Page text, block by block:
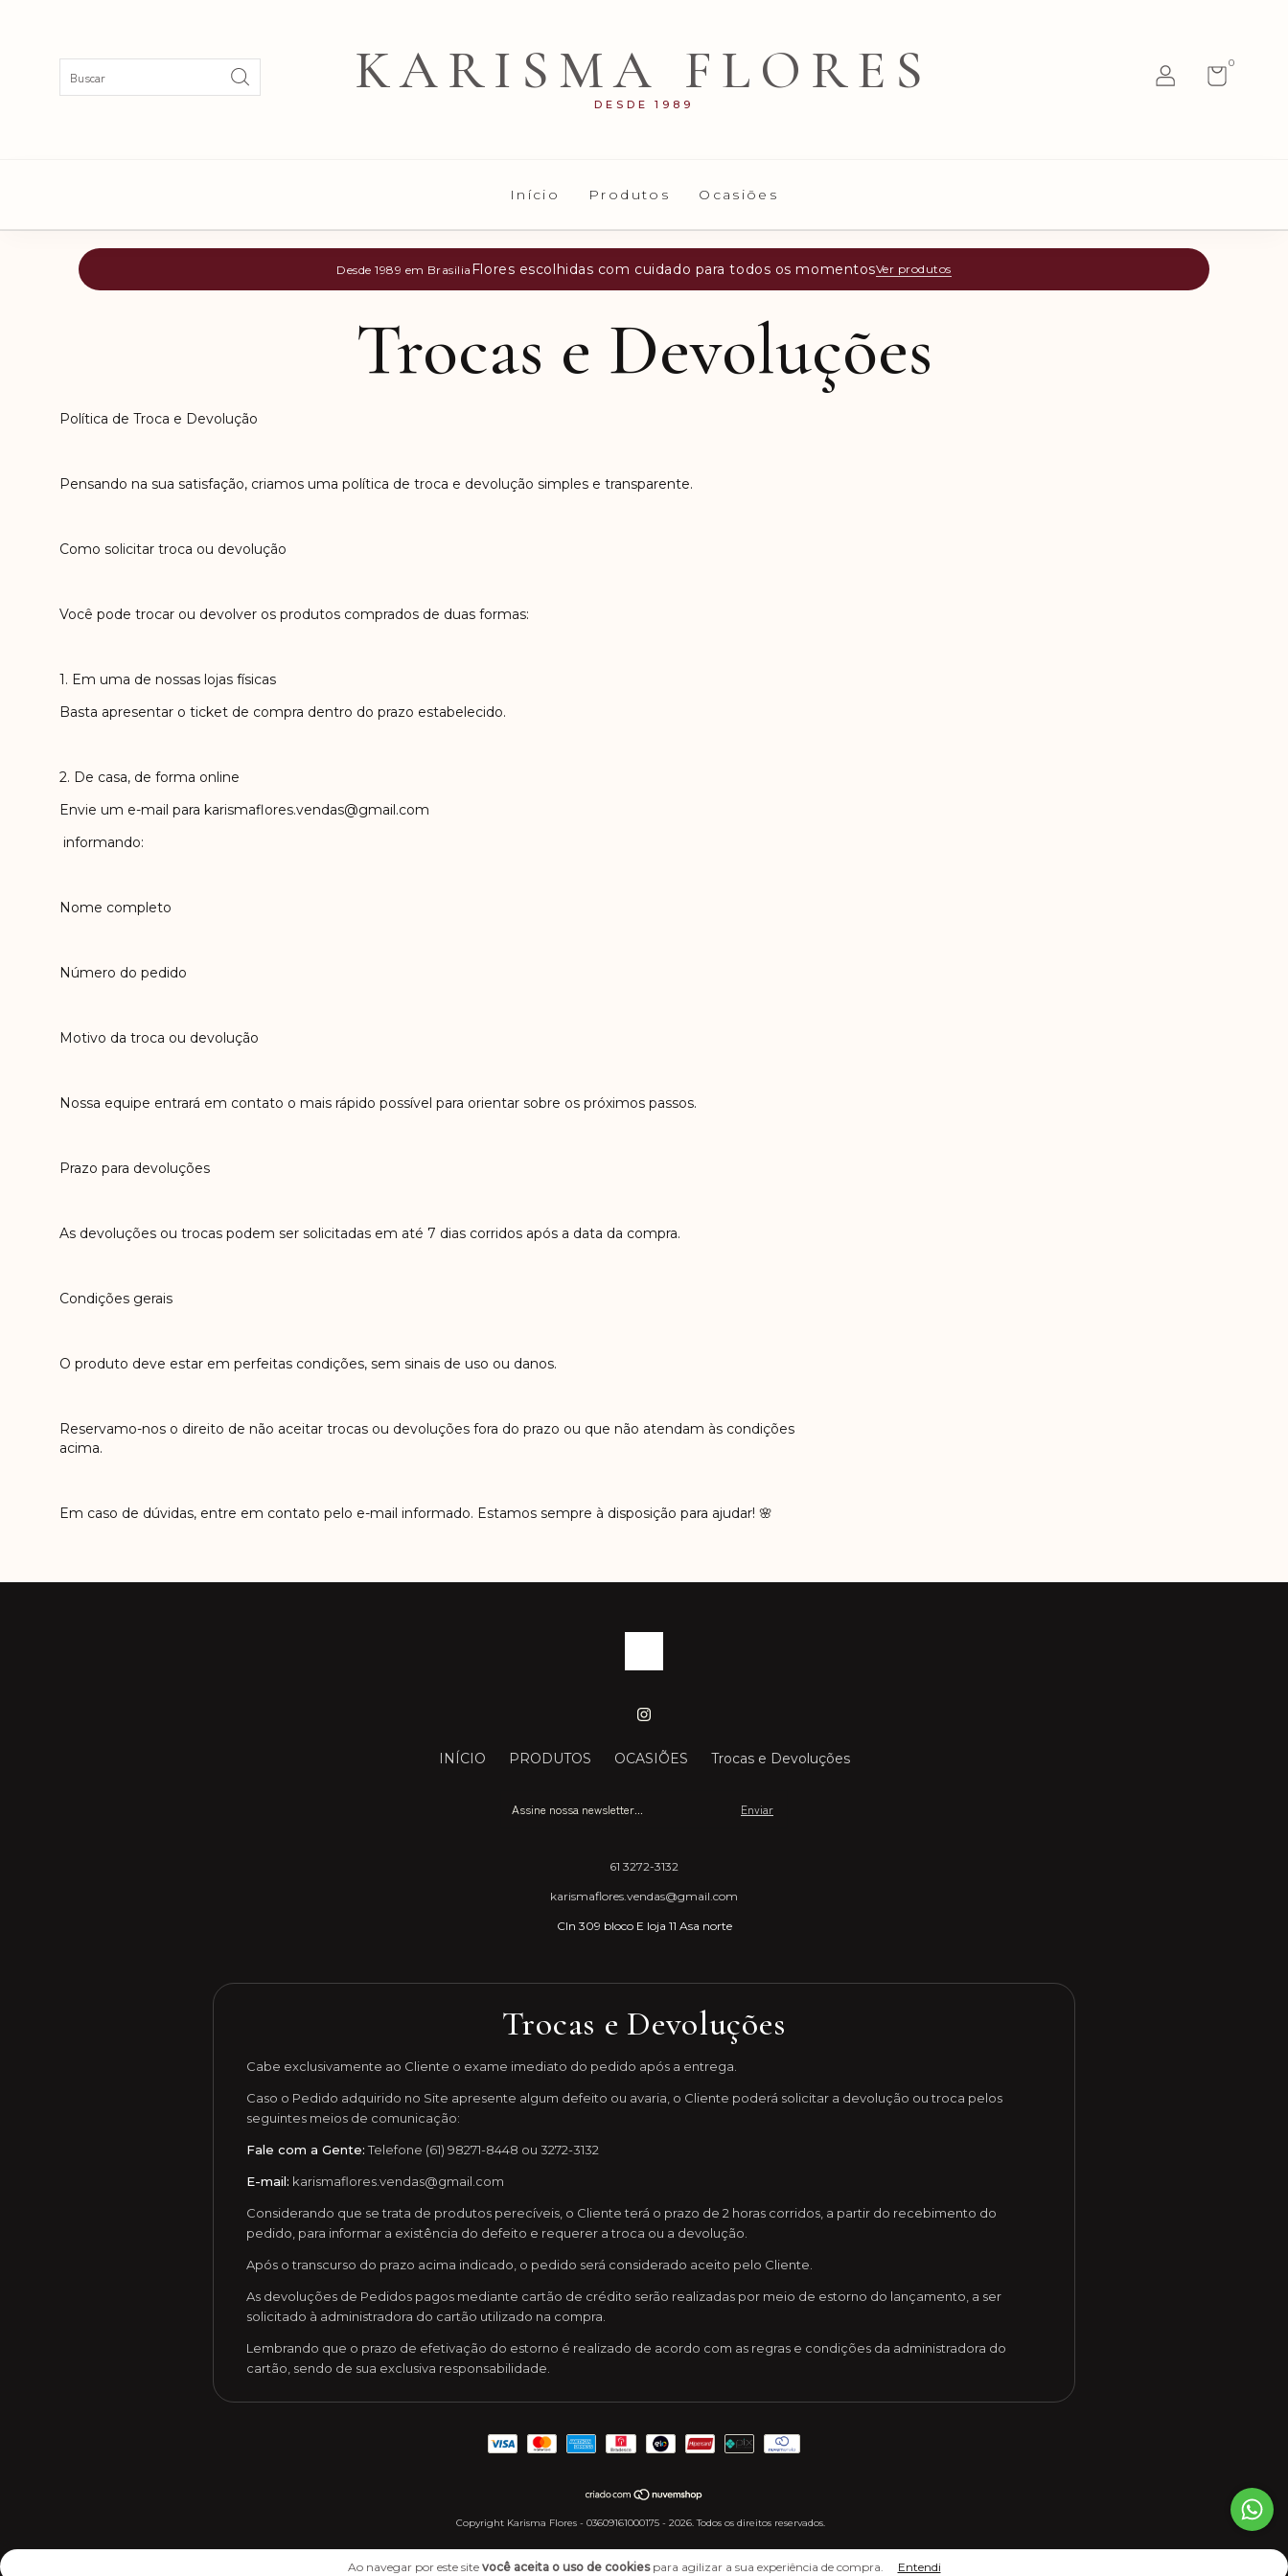
KARISMA FLORES
DESDE 1989
0
Início Produtos Ocasiões
Ao navegar por este site você aceita o uso de cookiespara agilizar a sua experiência de compra. Entendi
Desde 1989 em Brasilia Flores escolhidas com cuidado para todos os momentosVer produtos
Trocas e Devoluções
Política de Troca e Devolução
Pensando na sua satisfação, criamos uma política de troca e devolução simples e transparente.
Como solicitar troca ou devolução
Você pode trocar ou devolver os produtos comprados de duas formas:
1. Em uma de nossas lojas físicas
Basta apresentar o ticket de compra dentro do prazo estabelecido.
2. De casa, de forma online
Envie um e-mail para karismaflores.vendas@gmail.com
informando:
Nome completo
Número do pedido
Motivo da troca ou devolução
Nossa equipe entrará em contato o mais rápido possível para orientar sobre os próximos passos.
Prazo para devoluções
As devoluções ou trocas podem ser solicitadas em até 7 dias corridos após a data da compra.
Condições gerais
O produto deve estar em perfeitas condições, sem sinais de uso ou danos.
Reservamo-nos o direito de não aceitar trocas ou devoluções fora do prazo ou que não atendam às condições
acima.
Em caso de dúvidas, entre em contato pelo e-mail informado. Estamos sempre à disposição para ajudar! 🌸
INÍCIO PRODUTOS OCASIÕES Trocas e Devoluções
61 3272-3132
karismaflores.vendas@gmail.com
Cln 309 bloco E loja 11 Asa norte
Trocas e Devoluções
Cabe exclusivamente ao Cliente o exame imediato do pedido após a entrega.
Caso o Pedido adquirido no Site apresente algum defeito ou avaria, o Cliente poderá solicitar a devolução ou troca pelos
seguintes meios de comunicação:
Fale com a Gente:Telefone (61) 98271-8448 ou 3272-3132
E-mail: karismaflores.vendas@gmail.com
Considerando que se trata de produtos perecíveis, o Cliente terá o prazo de 2 horas corridos, a partir do recebimento do
pedido, para informar a existência do defeito e requerer a troca ou a devolução.
Após o transcurso do prazo acima indicado, o pedido será considerado aceito pelo Cliente.
As devoluções de Pedidos pagos mediante cartão de crédito serão realizadas por meio de estorno do lançamento, a ser
solicitado à administradora do cartão utilizado na compra.
Lembrando que o prazo de efetivação do estorno é realizado de acordo com as regras e condições da administradora do
cartão, sendo de sua exclusiva responsabilidade.
Copyright Karisma Flores - 03609161000175 - 2026. Todos os direitos reservados.